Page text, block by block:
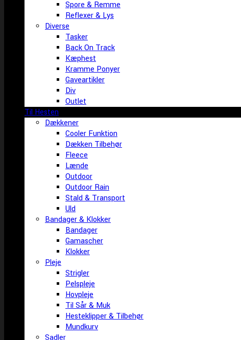
Spore & Remme
Reflexer & Lys
Diverse
Tasker
Back On Track
Kæphest
Kramme Ponyer
Gaveartikler
Div
Outlet
Til Hesten
Dækkener
Cooler Funktion
Dækken Tilbehør
Fleece
Lænde
Outdoor
Outdoor Rain
Stald & Transport
Uld
Bandager & Klokker
Bandager
Gamascher
Klokker
Pleje
Strigler
Pelspleje
Hovpleje
Til Sår & Muk
Hesteklipper & Tilbehør
Mundkurv
Sadler